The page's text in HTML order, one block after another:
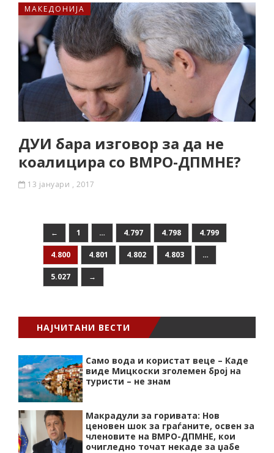
МАКЕДОНИЈА
ДУИ бара изговор за да не
коалицира со ВМРО-ДПМНЕ?
13 јануари , 2017
← 1 … 4.797 4.798 4.799
4.800 4.801 4.802 4.803 …
5.027 →
НАЈЧИТАНИ ВЕСТИ
Само вода и користат веце – Каде
виде Мицкоски зголемен број на
туристи – не знам
Макрадули за горивата: Нов
ценовен шок за граѓаните, освен за
членовите на ВМРО-ДПМНЕ, кои
очигледно точат некаде за џабе